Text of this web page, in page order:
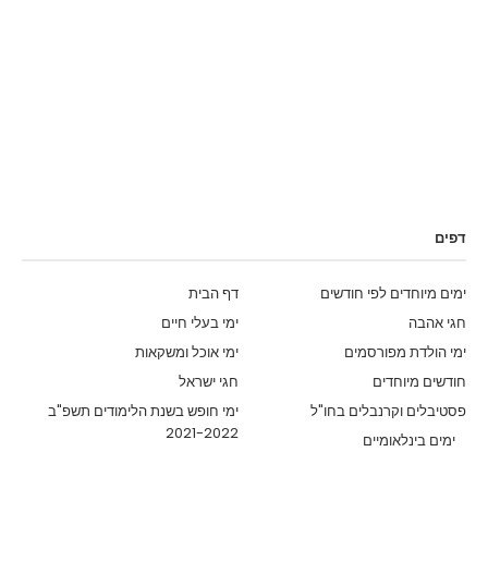
דפים
דף הבית
ימים מיוחדים לפי חודשים
ימי בעלי חיים
חגי אהבה
ימי אוכל ומשקאות
ימי הולדת מפורסמים
חגי ישראל
חודשים מיוחדים
ימי חופש בשנת הלימודים תשפ"ב
2021-2022
פסטיבלים וקרנבלים בחו"ל
ימים בינלאומיים